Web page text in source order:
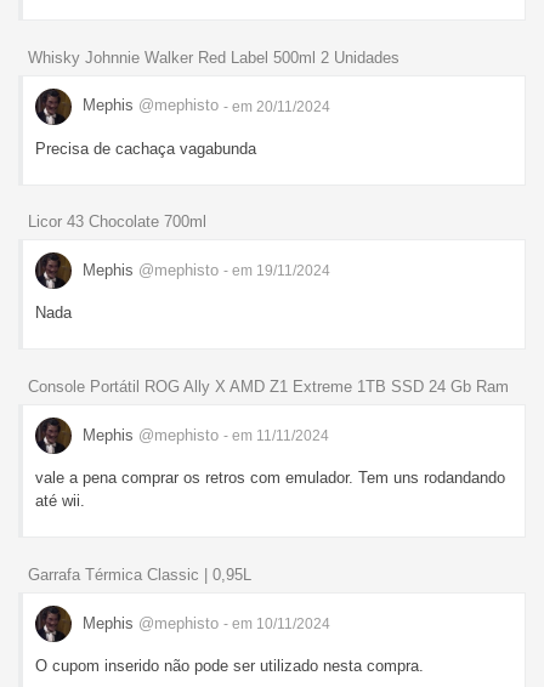
Whisky Johnnie Walker Red Label 500ml 2 Unidades
Mephis @mephisto - em 20/11/2024
Precisa de cachaça vagabunda
Licor 43 Chocolate 700ml
Mephis @mephisto - em 19/11/2024
Nada
Console Portátil ROG Ally X AMD Z1 Extreme 1TB SSD 24 Gb Ram
Mephis @mephisto - em 11/11/2024
vale a pena comprar os retros com emulador. Tem uns rodandando
até wii.
Garrafa Térmica Classic | 0,95L
Mephis @mephisto - em 10/11/2024
O cupom inserido não pode ser utilizado nesta compra.